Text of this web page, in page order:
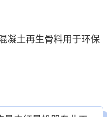
凝土再生骨料用于环保